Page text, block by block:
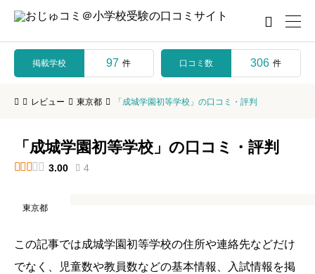

掲載学校 97 件 口コミ数 306 件
レビュー 東京都 「成城学園初等学校」の口コミ・評判
「成城学園初等学校」の口コミ・評判
  3.00  4
東京都
この記事では成城学園初等学校の住所や連絡先などだけ
でなく、児童数や教員数などの基本情報、入試情報を掲